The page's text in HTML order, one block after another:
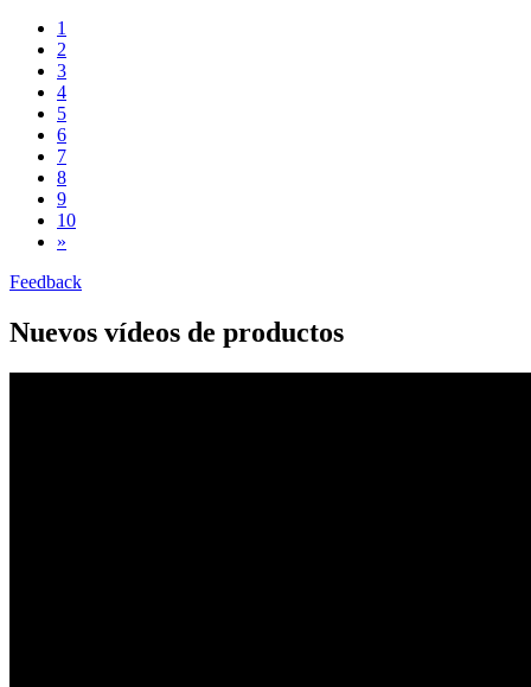
1
2
3
4
5
6
7
8
9
10
»
Feedback
Nuevos vídeos de productos